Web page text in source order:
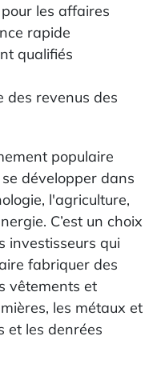
les affaires
rapide
qualifiés
des revenus des
populaire
développer dans
l'agriculture,
C’est un choix
investisseurs qui
fabriquer des
vêtements et
les métaux et
et les denrées